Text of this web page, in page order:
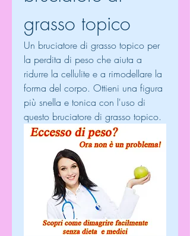
grasso topico
Un bruciatore di grasso topico per
la perdita di peso che aiuta a
ridurre la cellulite e a rimodellare la
forma del corpo. Ottieni una figura
più snella e tonica con l'uso di
questo bruciatore di grasso topico.